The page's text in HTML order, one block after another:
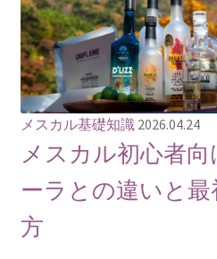
メスカル基礎知識 2026.04.24
メスカル初心者
ーラとの違いと
方